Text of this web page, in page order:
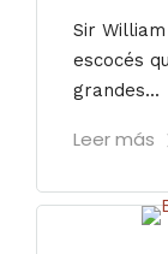
Sir
escocés
grandes...
Leer más